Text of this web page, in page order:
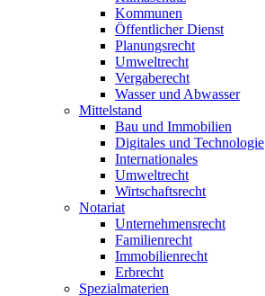
Kommunen
Öffentlicher Dienst
Planungsrecht
Umweltrecht
Vergaberecht
Wasser und Abwasser
Mittelstand
Bau und Immobilien
Digitales und Technologie
Internationales
Umweltrecht
Wirtschaftsrecht
Notariat
Unternehmensrecht
Familienrecht
Immobilienrecht
Erbrecht
Spezialmaterien